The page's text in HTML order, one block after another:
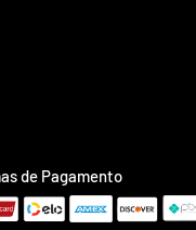
de Pagamento